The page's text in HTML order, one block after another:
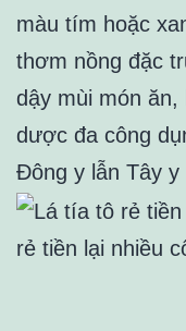
màu tím hoặc
thơm nồng đặc
dậy mùi món ăn,
dược đa công
Đông y lẫn Tây y
rẻ tiền lại nhiều